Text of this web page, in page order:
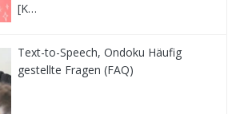
[K…
Text-to-Speech, Ondoku Häufig
gestellte Fragen (FAQ)